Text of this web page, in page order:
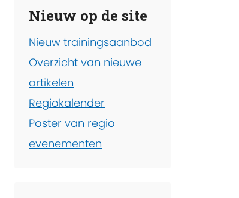
Nieuw op de site
Nieuw trainingsaanbod
Overzicht van nieuwe
artikelen
Regiokalender
Poster van regio
evenementen